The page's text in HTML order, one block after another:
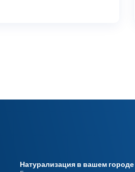
Натурализация в вашем городе